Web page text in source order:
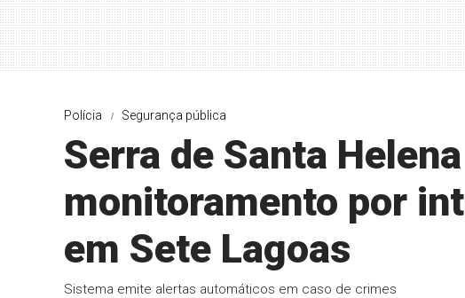
Polícia Segurança pública
Serra de Santa
monitoramento por
em Sete Lagoas
Sistema emite alertas automáticos em caso de crimes